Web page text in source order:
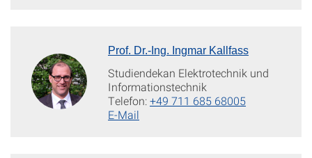
Prof. Dr.-Ing. Ingmar Kallfass
Studiendekan Elektrotechnik und
Informationstechnik
Telefon:+49 711 685 68005
E-Mail